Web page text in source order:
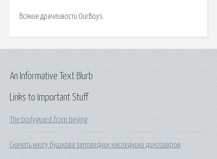
Всякие драчливости OurBoys.
Links to Important Stuff
The bodyguard from beijing
Скачать книгу бушкова заповедник наследники динозавров
An Informative Text Blurb